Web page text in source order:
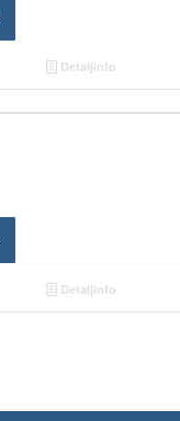
Detaljinfo
Detaljinfo